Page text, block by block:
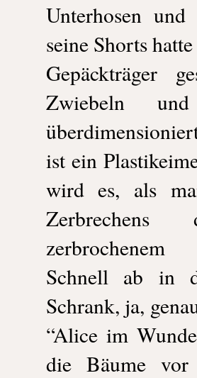
Unterhosen
seine Shorts
Gepäckträger
Zwiebeln
ist ein
wird es, als
Schnell ab in
Schrank, ja,
“Alice im
die Bäume vor